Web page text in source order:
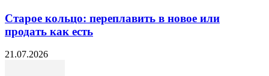
Старое кольцо: переплавить в новое или
продать как есть
21.07.2026